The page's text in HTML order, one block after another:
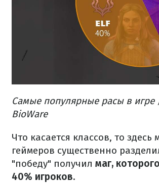
Самые популярные расы в
BioWare
Что касается классов, то здесь
геймеров существенно
"победу" получил маг,
40% игроков.